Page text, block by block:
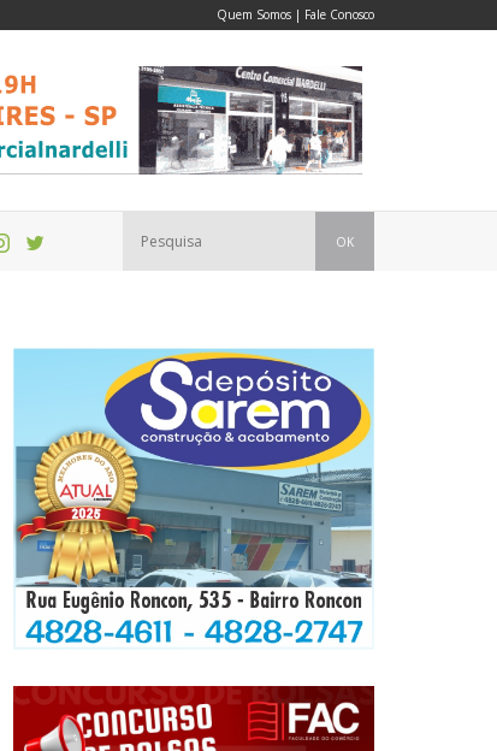
Quem Somos | Fale Conosco
OK